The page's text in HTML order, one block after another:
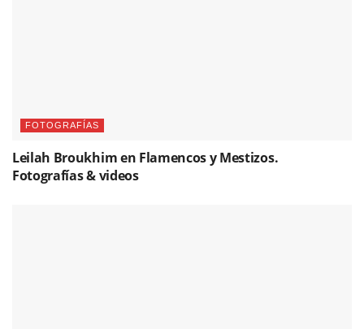
FOTOGRAFÍAS
Leilah Broukhim en Flamencos y Mestizos.
Fotografías & videos